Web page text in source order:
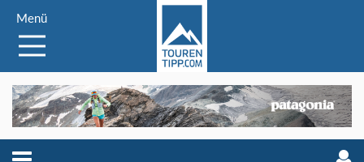
Menü